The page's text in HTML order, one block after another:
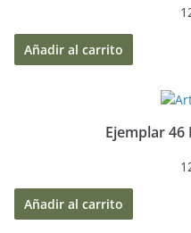
Añadir al carrito
Ejemplar
Añadir al carrito